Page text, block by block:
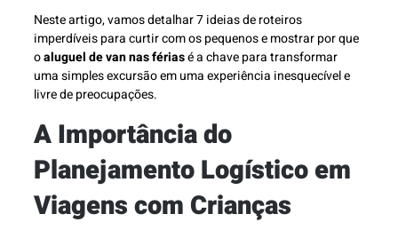
Neste artigo, vamos detalhar 7 ideias de roteiros
imperdíveis para curtir com os pequenos e mostrar por que
oaluguel de van nas fériasé a chave para transformar
uma simples excursão em uma experiência inesquecível e
livre de preocupações.
A Importância do
Planejamento Logístico em
Viagens com Crianças